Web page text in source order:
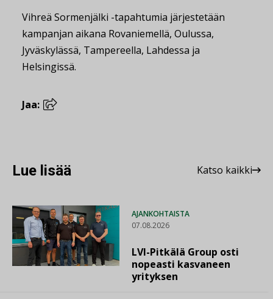
Vihreä Sormenjälki -tapahtumia järjestetään
kampanjan aikana Rovaniemellä, Oulussa,
Jyväskylässä, Tampereella, Lahdessa ja
Helsingissä.
Jaa:
Lue lisää Katso kaikki
AJANKOHTAISTA
07.08.2026
LVI-Pitkälä Group osti
nopeasti kasvaneen
yrityksen